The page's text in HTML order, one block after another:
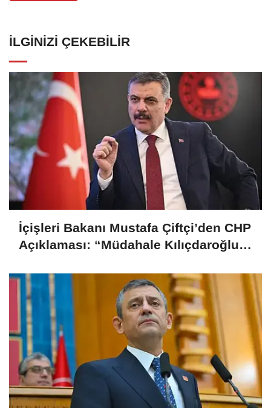
İLGINIZI ÇEKEBILIR
İçişleri Bakanı Mustafa Çiftçi’den CHP
Açıklaması: “Müdahale Kılıçdaroğlu